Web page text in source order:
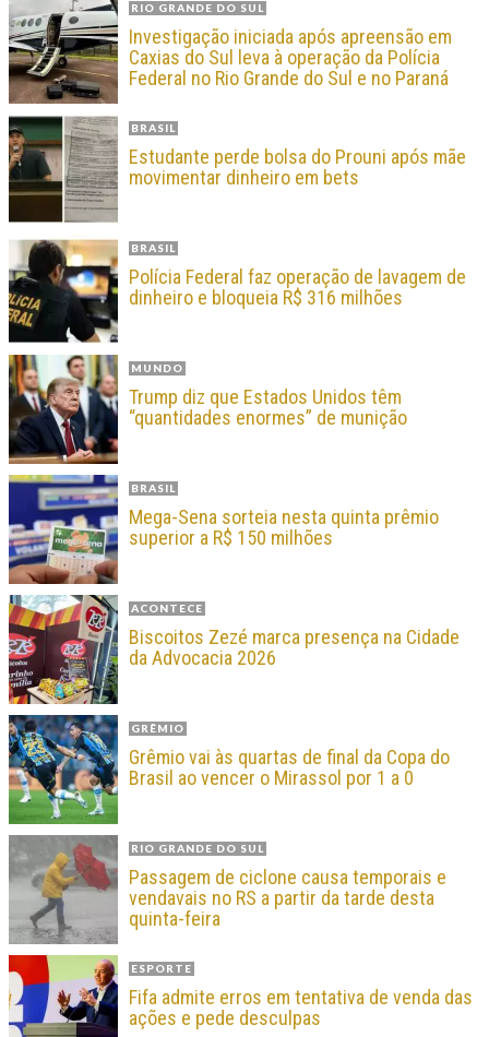
RIO GRANDE DO SUL
Investigação iniciada após apreensão em
Caxias do Sul leva à operação da Polícia
Federal no Rio Grande do Sul e no Paraná
BRASIL
Estudante perde bolsa do Prouni após mãe
movimentar dinheiro em bets
BRASIL
Polícia Federal faz operação de lavagem de
dinheiro e bloqueia R$ 316 milhões
MUNDO
Trump diz que Estados Unidos têm
“quantidades enormes” de munição
BRASIL
Mega-Sena sorteia nesta quinta prêmio
superior a R$ 150 milhões
ACONTECE
Biscoitos Zezé marca presença na Cidade
da Advocacia 2026
GRÊMIO
Grêmio vai às quartas de final da Copa do
Brasil ao vencer o Mirassol por 1 a 0
RIO GRANDE DO SUL
Passagem de ciclone causa temporais e
vendavais no RS a partir da tarde desta
quinta-feira
ESPORTE
Fifa admite erros em tentativa de venda das
ações e pede desculpas